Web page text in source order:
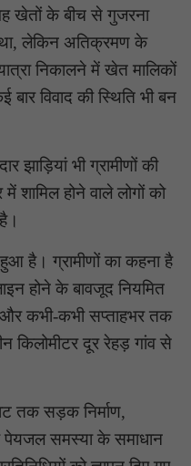
खेतों के बीच से गुजरना
था, लेकिन अतिक्रमण के
निकालने में खेत मालिकों
विवाद की स्थिति भी बन
झाड़ियां भी ग्रामीणों की
शामिल होने वाले लोगों को
है। ग्रामीणों का कहना है
होने के बावजूद नियमित
और कभी-कभी सप्ताहभर तक
किलोमीटर दूर रेहड़ गांव से
तक सड़क निर्माण,
पेयजल समस्या के समाधान